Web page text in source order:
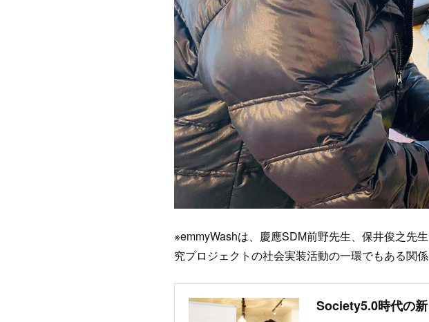
※emmyWashは、慶應SDM前野先生、保井俊之先
究プロジェクトの社会実装活動の一環でもある関係